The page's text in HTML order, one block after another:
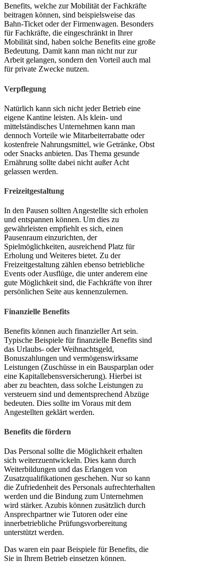
Benefits, welche zur Mobilität der Fachkräfte
beitragen können, sind beispielsweise das
Bahn-Ticket oder der Firmenwagen. Besonders
für Fachkräfte, die eingeschränkt in Ihrer
Mobilität sind, haben solche Benefits eine große
Bedeutung. Damit kann man nicht nur zur
Arbeit gelangen, sondern den Vorteil auch mal
für private Zwecke nutzen.
Verpflegung
Natürlich kann sich nicht jeder Betrieb eine
eigene Kantine leisten. Als klein- und
mittelständisches Unternehmen kann man
dennoch Vorteile wie Mitarbeiterrabatte oder
kostenfreie Nahrungsmittel, wie Getränke, Obst
oder Snacks anbieten. Das Thema gesunde
Ernährung sollte dabei nicht außer Acht
gelassen werden.
Freizeitgestaltung
In den Pausen sollten Angestellte sich erholen
und entspannen können. Um dies zu
gewährleisten empfiehlt es sich, einen
Pausenraum einzurichten, der
Spielmöglichkeiten, ausreichend Platz für
Erholung und Weiteres bietet. Zu der
Freizeitgestaltung zählen ebenso betriebliche
Events oder Ausflüge, die unter anderem eine
gute Möglichkeit sind, die Fachkräfte von ihrer
persönlichen Seite aus kennenzulernen.
Finanzielle Benefits
Benefits können auch finanzieller Art sein.
Typische Beispiele für finanzielle Benefits sind
das Urlaubs- oder Weihnachtsgeld,
Bonuszahlungen und vermögenswirksame
Leistungen (Zuschüsse in ein Bausparplan oder
eine Kapitallebensversicherung). Hierbei ist
aber zu beachten, dass solche Leistungen zu
versteuern sind und dementsprechend Abzüge
bedeuten. Dies sollte im Voraus mit dem
Angestellten geklärt werden.
Benefits die fördern
Das Personal sollte die Möglichkeit erhalten
sich weiterzuentwickeln. Dies kann durch
Weiterbildungen und das Erlangen von
Zusatzqualifikationen geschehen. Nur so kann
die Zufriedenheit des Personals aufrechterhalten
werden und die Bindung zum Unternehmen
wird stärker. Azubis können zusätzlich durch
Ansprechpartner wie Tutoren oder eine
innerbetriebliche Prüfungsvorbereitung
unterstützt werden.
Das waren ein paar Beispiele für Benefits, die
Sie in Ihrem Betrieb einsetzen können.